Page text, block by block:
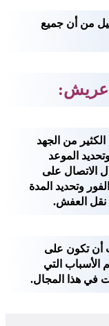
من أن جميع
عريش:
من الجهد
الموعد
الاتصال على
وتحديد المدة
نقل العفش.
أن تكون على
التي
في هذا المجال.